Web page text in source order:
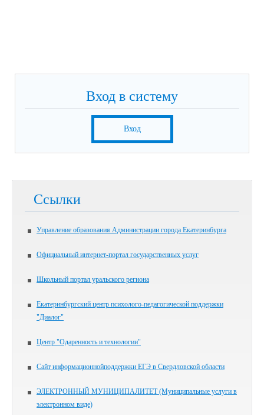
Вход в систему
Вход
Ссылки
Управление образования Администрации города Екатеринбурга
Официальный интернет-портал государственных услуг
Школьный портал уральского региона
Екатеринбургский центр психолого-педагогической поддержки
"Диалог"
Центр "Одаренность и технологии"
Сайт информационнойподдержки ЕГЭ в Свердловской области
ЭЛЕКТРОННЫЙ МУНИЦИПАЛИТЕТ (Муниципальные услуги в
электронном виде)